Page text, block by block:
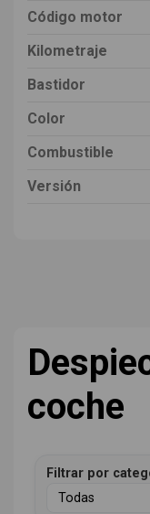
Código motor
Kilometraje
Bastidor
Color
Combustible
Versión
coche
Filtrar por